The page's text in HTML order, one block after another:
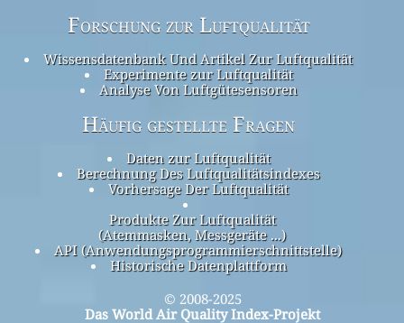
Forschung zur Luftqualität
Wissensdatenbank Und Artikel Zur Luftqualität
Experimente zur Luftqualität
Analyse Von Luftgütesensoren
Häufig gestellte Fragen
Daten zur Luftqualität
Berechnung Des Luftqualitätsindexes
Vorhersage Der Luftqualität
Produkte Zur Luftqualität
(Atemmasken, Messgeräte ...)
API (Anwendungsprogrammierschnittstelle)
Historische Datenplattform
© 2008-2025
Das World Air Quality Index-Projekt